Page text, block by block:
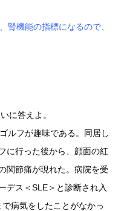
機能の指標になるので、
に答えよ。
ルフが趣味である。同居し
に行った後から、顔面の紅
関節痛が現れた。病院を受
デス＜SLE＞と診断され入
病気をしたことがなかっ